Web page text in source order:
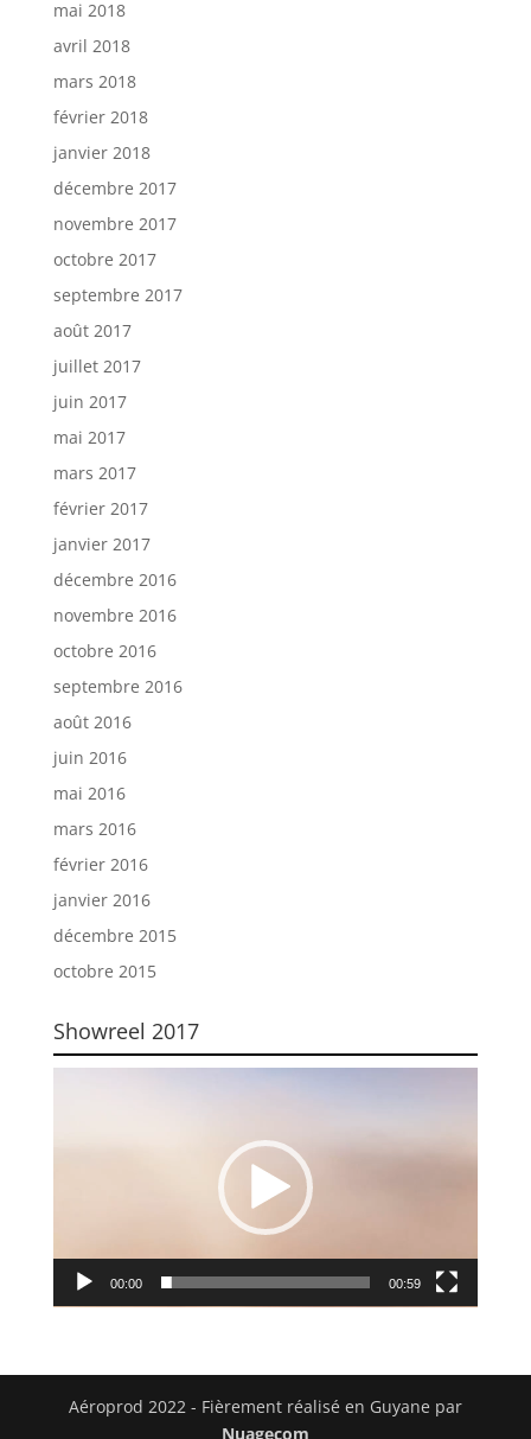
mai 2018
avril 2018
mars 2018
février 2018
janvier 2018
décembre 2017
novembre 2017
octobre 2017
septembre 2017
août 2017
juillet 2017
juin 2017
mai 2017
mars 2017
février 2017
janvier 2017
décembre 2016
novembre 2016
octobre 2016
septembre 2016
août 2016
juin 2016
mai 2016
mars 2016
février 2016
janvier 2016
décembre 2015
octobre 2015
Showreel 2017
00:00 00:59
Aéroprod 2022 - Fièrement réalisé en Guyane par
Nuagecom